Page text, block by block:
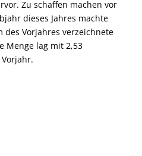
Zu schaffen machen vor
dieses Jahres machte
des Vorjahres verzeichnete
Menge lag mit 2,53